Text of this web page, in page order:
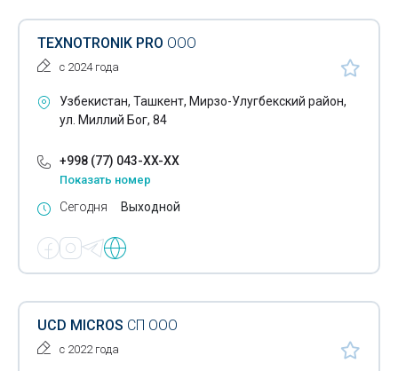
TEXNOTRONIK PRO ООО
с 2024 года
Узбекистан, Ташкент, Мирзо-Улугбекский район,
ул. Миллий Бог, 84
+998 (77) 043-XX-XX
Показать номер
Сегодня Выходной
UCD MICROS СП ООО
с 2022 года